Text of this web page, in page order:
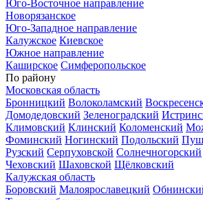
Юго-Восточное направление
Новорязанское
Юго-Западное направление
Калужское Киевское
Южное направление
Каширское Симферопольское
По району
Московская область
Бронницкий Волоколамский
Домодедовский Зеленоградский
Климовский Клинский Коломенский
Фоминский Ногинский Подольский
Рузский Серпуховской Солнечногорский
Чеховский Шаховской Щёлковский
Калужская область
Боровский Малоярославецкий